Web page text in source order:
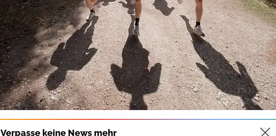
Verpasse keine News mehr